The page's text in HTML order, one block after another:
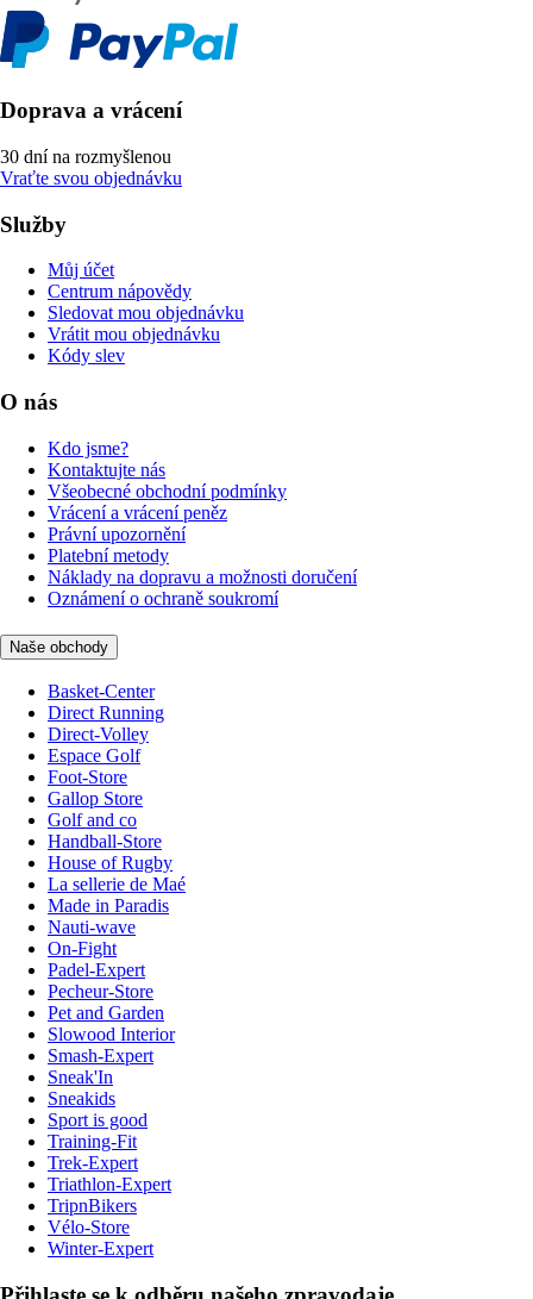
Doprava a vrácení
30 dní na rozmyšlenou
Vraťte svou objednávku
Služby
Můj účet
Centrum nápovědy
Sledovat mou objednávku
Vrátit mou objednávku
Kódy slev
O nás
Kdo jsme?
Kontaktujte nás
Všeobecné obchodní podmínky
Vrácení a vrácení peněz
Právní upozornění
Platební metody
Náklady na dopravu a možnosti doručení
Oznámení o ochraně soukromí
Naše obchody
Basket-Center
Direct Running
Direct-Volley
Espace Golf
Foot-Store
Gallop Store
Golf and co
Handball-Store
House of Rugby
La sellerie de Maé
Made in Paradis
Nauti-wave
On-Fight
Padel-Expert
Pecheur-Store
Pet and Garden
Slowood Interior
Smash-Expert
Sneak'In
Sneakids
Sport is good
Training-Fit
Trek-Expert
Triathlon-Expert
TripnBikers
Vélo-Store
Winter-Expert